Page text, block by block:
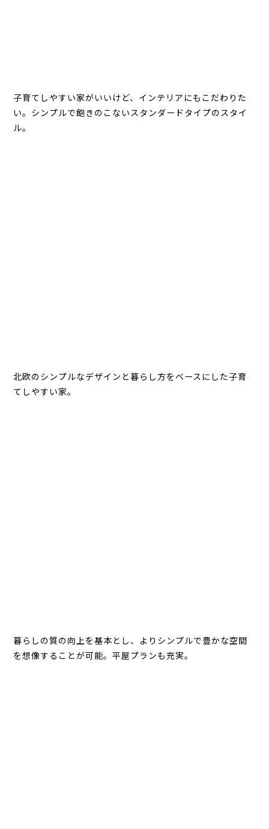
子育てしやすい家がいいけど、インテリアにもこだわりた
い。シンプルで飽きのこないスタンダードタイプのスタイ
ル。
北欧のシンプルなデザインと暮らし方をベースにした子育
てしやすい家。
暮らしの質の向上を基本とし、よりシンプルで豊かな空間
を想像することが可能。平屋プランも充実。